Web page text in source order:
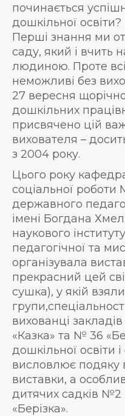
починається
дошкільної
Перші знання ми
саду, який і вчить
людиною. Проте
неможливі без
27 вересня
дошкільних
присвячено цій
вихователя –
з 2004 року.
Цього року
соціальної роботи
державного
імені Богдана
наукового
педагогічної та
організувала
прекрасний цей
сушка), у якій
вихованці
«Казка» та № 36
дошкільної освіти
висловлює подяку
виставки, а
дитячих садків №2
«Берізка».